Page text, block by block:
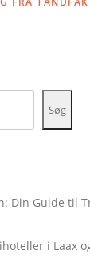
Søg
Din Guide til
i Laax